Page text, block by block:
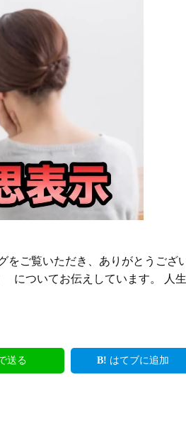
をご覧いただき、ありがとうござ
についてお伝えしています。 人生
送る はてブに追加